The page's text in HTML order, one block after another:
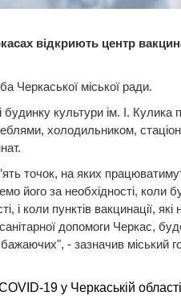
відкриють центр
Черкаської міської ради.
культури ім. І. Кулика
холодильником,
точок, на яких
його за необхідності, коли
і коли пунктів вакцинації,
допомоги Черкас,
- зазначив міський
19 у Черкаській